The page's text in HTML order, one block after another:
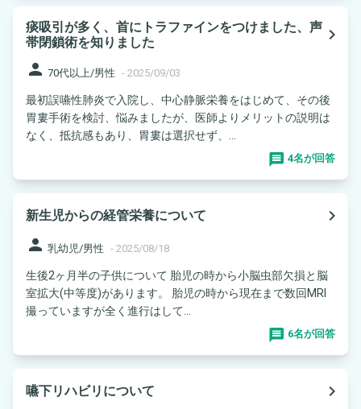
痰吸引が多く、首にトラファインをつけました、声
帯閉鎖術を知りました
navigate_next
person 70代以上/男性 - 2025/09/03
最初誤嚥性肺炎で入院し、中心静脈栄養をはじめて、その後
胃婁手術を検討、悩みましたが、医師よりメリットの説明は
なく、抵抗感もあり、胃婁は選択せず、...
4名が回答
新生児からの経管栄養について
navigate_next
person 乳幼児/男性 - 2025/08/18
生後2ヶ月半の子供について 胎児の時から小脳虫部欠損と脳
室拡大(中等度)があります。 胎児の時から現在まで数回MRI
撮っていますが全く進行はして...
6名が回答
嚥下リハビリについて
navigate_next